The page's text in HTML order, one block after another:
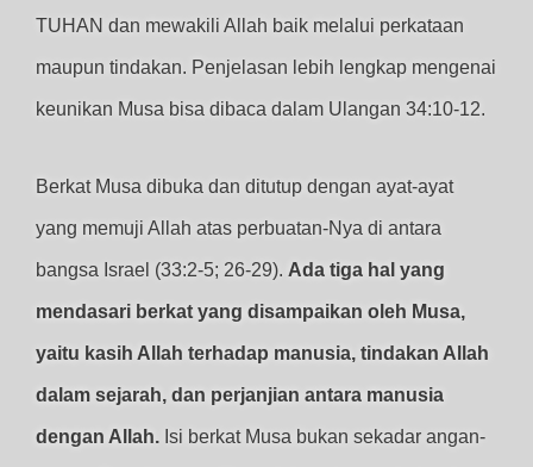
TUHAN dan mewakili Allah baik melalui perkataan
maupun tindakan. Penjelasan lebih lengkap mengenai
keunikan Musa bisa dibaca dalam Ulangan 34:10-12.
Berkat Musa dibuka dan ditutup dengan ayat-ayat
yang memuji Allah atas perbuatan-Nya di antara
bangsa Israel (33:2-5; 26-29). Ada tiga hal yang
mendasari berkat yang disampaikan oleh Musa,
yaitu kasih Allah terhadap manusia, tindakan Allah
dalam sejarah, dan perjanjian antara manusia
dengan Allah. Isi berkat Musa bukan sekadar angan-